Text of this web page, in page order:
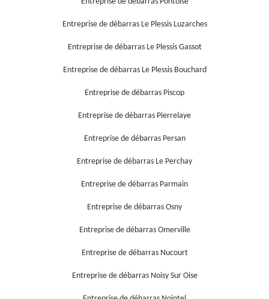
Entreprise de débarras Le Plessis Luzarches
Entreprise de débarras Le Plessis Gassot
Entreprise de débarras Le Plessis Bouchard
Entreprise de débarras Piscop
Entreprise de débarras Pierrelaye
Entreprise de débarras Persan
Entreprise de débarras Le Perchay
Entreprise de débarras Parmain
Entreprise de débarras Osny
Entreprise de débarras Omerville
Entreprise de débarras Nucourt
Entreprise de débarras Noisy Sur Oise